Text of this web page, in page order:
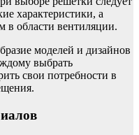
характеристики, а
в области вентиляции.
моделей и дизайнов
выбрать
свои потребности в